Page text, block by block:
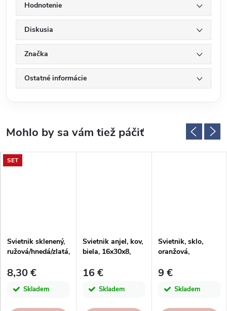
Hodnotenie
Diskusia
Značka
Ostatné informácie
SET
Svietnik sklenený,
ružová/hnedá/zlatá,
8,30 €
Skladem
Svietnik anjel, kov,
biela, 16x30x8,
16 €
Skladem
Svietnik, sklo,
oranžová,
9 €
Skladem